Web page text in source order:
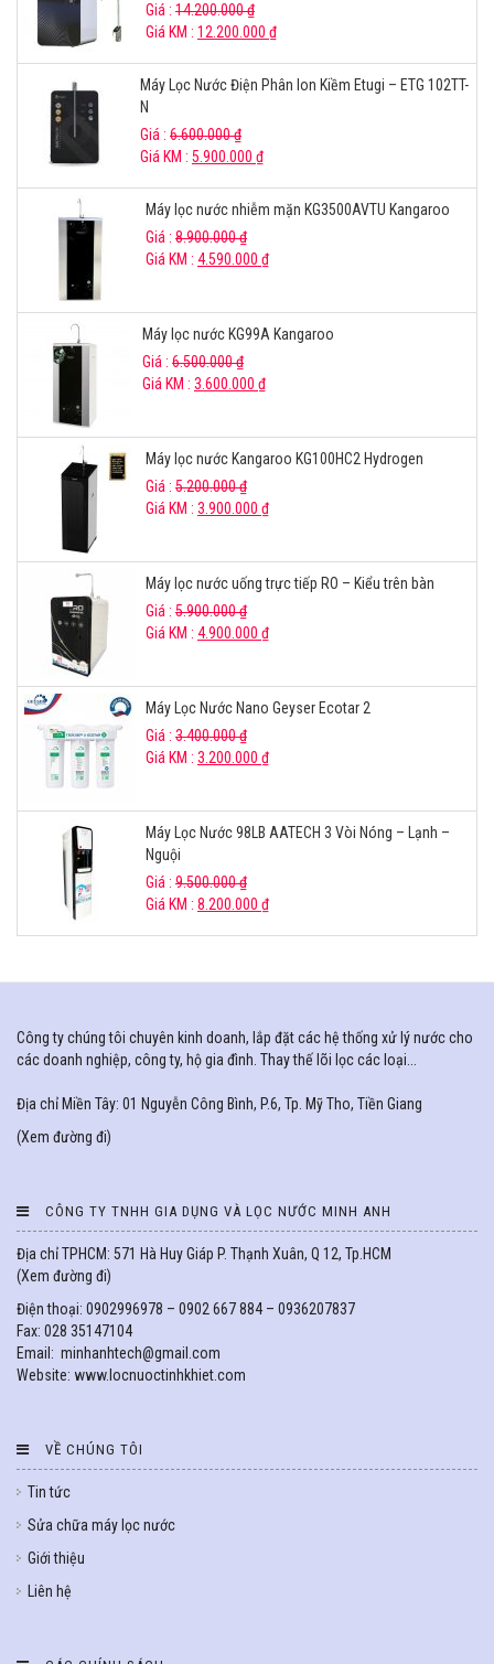
Giá : 14.200.000₫
Giá KM : 12.200.000 ₫
Máy Lọc Nước Điện Phân Ion Kiềm Etugi – ETG 102TT-
N
Giá : 6.600.000₫
Giá KM : 5.900.000 ₫
Máy lọc nước nhiễm mặn KG3500AVTU Kangaroo
Giá : 8.900.000₫
Giá KM : 4.590.000 ₫
Máy lọc nước KG99A Kangaroo
Giá : 6.500.000₫
Giá KM : 3.600.000 ₫
Máy lọc nước Kangaroo KG100HC2 Hydrogen
Giá : 5.200.000₫
Giá KM : 3.900.000 ₫
Máy lọc nước uống trực tiếp RO – Kiểu trên bàn
Giá : 5.900.000₫
Giá KM : 4.900.000 ₫
Máy Lọc Nước Nano Geyser Ecotar 2
Giá : 3.400.000₫
Giá KM : 3.200.000 ₫
Máy Lọc Nước 98LB AATECH 3 Vòi Nóng – Lạnh –
Nguội
Giá : 9.500.000₫
Giá KM : 8.200.000 ₫
Công ty chúng tôi chuyên kinh doanh, lắp đặt các hệ thống xử lý nước cho
các doanh nghiệp, công ty, hộ gia đình. Thay thế lõi lọc các loại...
Địa chỉ Miền Tây: 01 Nguyễn Công Bình, P.6, Tp. Mỹ Tho, Tiền Giang
(Xem đường đi)
CÔNG TY TNHH GIA DỤNG VÀ LỌC NƯỚC MINH ANH
Địa chỉ TPHCM: 571 Hà Huy Giáp P. Thạnh Xuân, Q 12, Tp.HCM
(Xem đường đi)
Điện thoại: 0902996978 – 0902 667 884 – 0936207837
Fax: 028 35147104
Email: minhanhtech@gmail.com
Website: www.locnuoctinhkhiet.com
VỀ CHÚNG TÔI
Tin tức
Sửa chữa máy lọc nước
Giới thiệu
Liên hệ